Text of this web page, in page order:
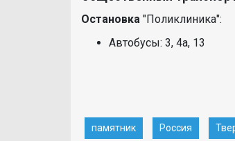
Остановка "Поликлиника":
Автобусы: 3, 4a, 13
памятник Россия